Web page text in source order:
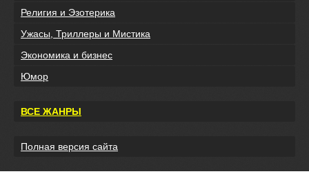
Религия и Эзотерика
Ужасы, Триллеры и Мистика
Экономика и бизнес
Юмор
ВСЕ ЖАНРЫ
Полная версия сайта